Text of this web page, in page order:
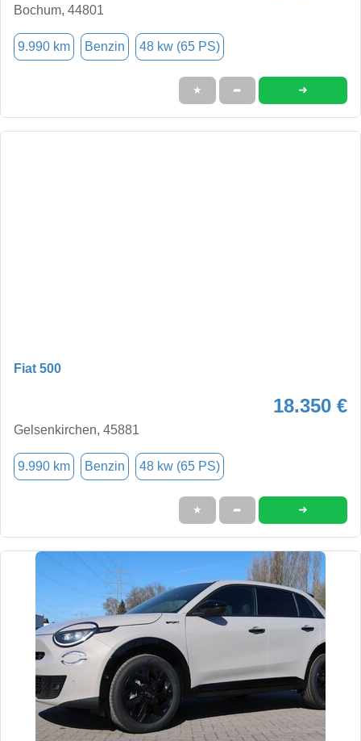
Bochum, 44801
9.990 km Benzin 48 kw (65 PS)
★ ➦ ➜
Fiat 500
18.350 €
Gelsenkirchen, 45881
9.990 km Benzin 48 kw (65 PS)
★ ➦ ➜